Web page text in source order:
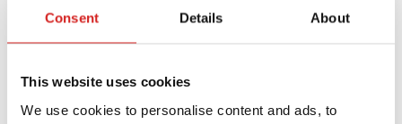
Consent Details About
This website uses cookies
We use cookies to personalise content and ads, to
met wetenschappers, het bedrijfsleven en
opleiders. Vandaar dat er binnen NOBCO een